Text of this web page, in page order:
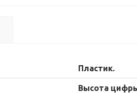
Пластик.
Высота